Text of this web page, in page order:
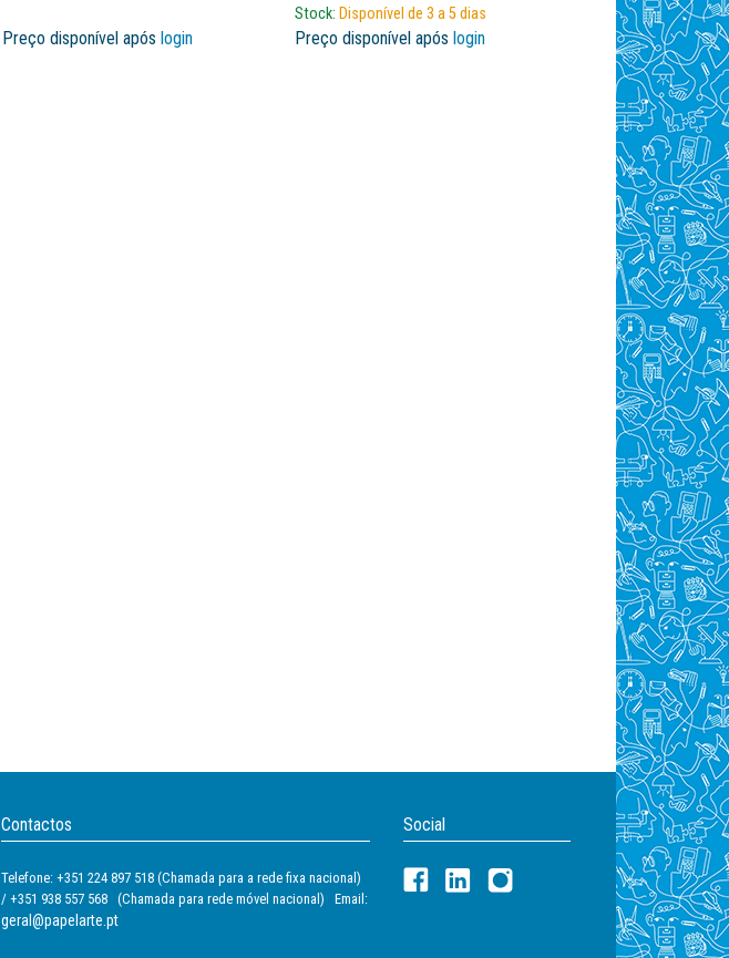
Preço disponível após login
Stock: Disponível de 3 a 5 dias
Preço disponível após login
Contactos
Telefone: +351 224 897 518 (Chamada para a rede fixa nacional)
/ +351 938 557 568 (Chamada para rede móvel nacional) Email:
geral@papelarte.pt
Social